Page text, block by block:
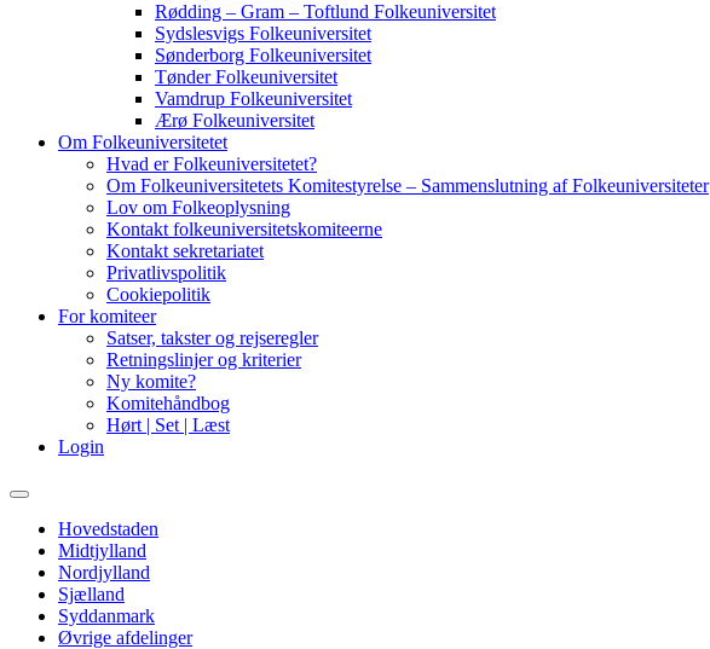
Rødding – Gram – Toftlund Folkeuniversitet
Sydslesvigs Folkeuniversitet
Sønderborg Folkeuniversitet
Tønder Folkeuniversitet
Vamdrup Folkeuniversitet
Ærø Folkeuniversitet
Om Folkeuniversitetet
Hvad er Folkeuniversitetet?
Om Folkeuniversitetets Komitestyrelse – Sammenslutning af Folkeuniversiteter
Lov om Folkeoplysning
Kontakt folkeuniversitetskomiteerne
Kontakt sekretariatet
Privatlivspolitik
Cookiepolitik
For komiteer
Satser, takster og rejseregler
Retningslinjer og kriterier
Ny komite?
Komitehåndbog
Hørt | Set | Læst
Login
Primary
Hovedstaden
Midtjylland
Nordjylland
Sjælland
Syddanmark
Øvrige afdelinger